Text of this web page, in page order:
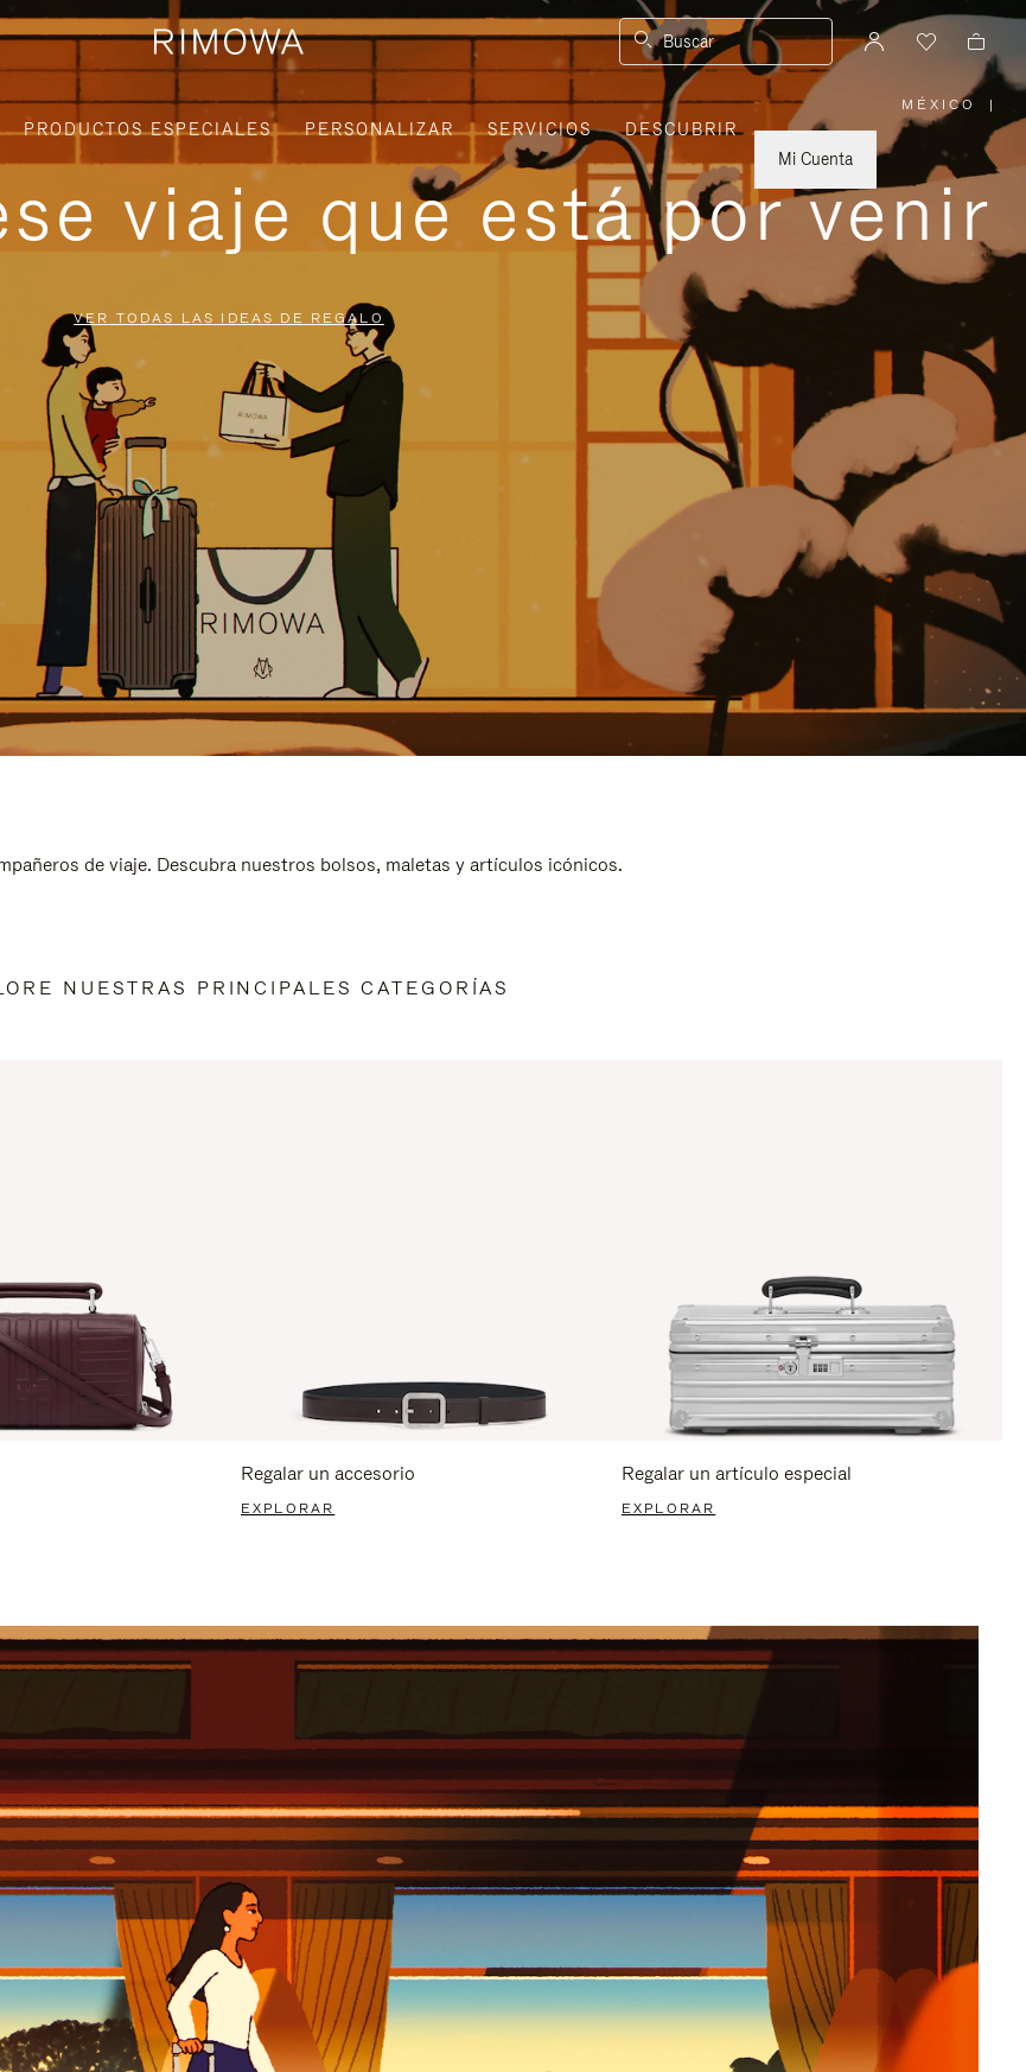
Buscar
PRODUCTOS ESPECIALES PERSONALIZAR SERVICIOS
DESCUBRIR
Mi Cuenta
MÉXICO
,
ELIGE
|
viaje que está por venir
VER TODAS LAS IDEAS DE REGALO
de viaje. Descubra nuestros bolsos, maletas y artículos icónicos.
NUESTRAS PRINCIPALES CATEGORÍAS
Regalar un accesorio
EXPLORAR
Regalar un artículo especial
EXPLORAR